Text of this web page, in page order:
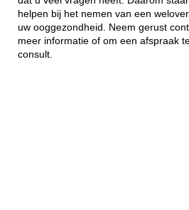
helpen bij het nemen van een
uw ooggezondheid. Neem gerust
meer informatie of om een afspraak
consult.